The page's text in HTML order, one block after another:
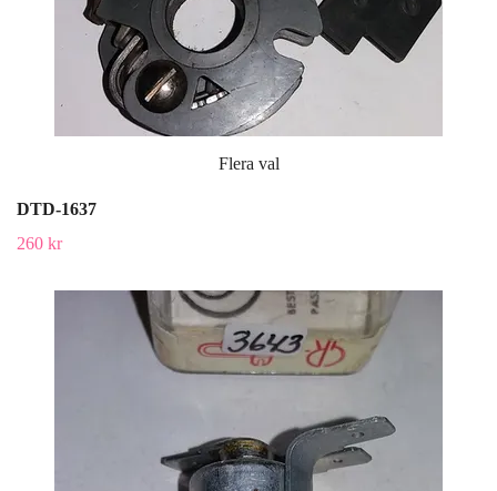
Flera val
DTD-1637
260 kr